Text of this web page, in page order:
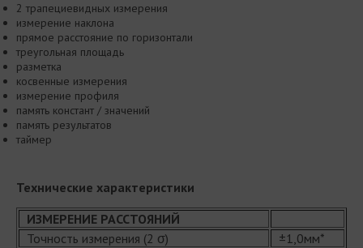
2 трапециевидных измерения
измерение наклона
прямое расстояние по горизонтали
треугольная площадь
разметка
косвенные измерения
измерение профиля
память констант / значений
память результатов
таймер
Технические характеристики
ИЗМЕРЕНИЕ РАССТОЯНИЙ
Точность измерения (2 σ)
±1,0мм*